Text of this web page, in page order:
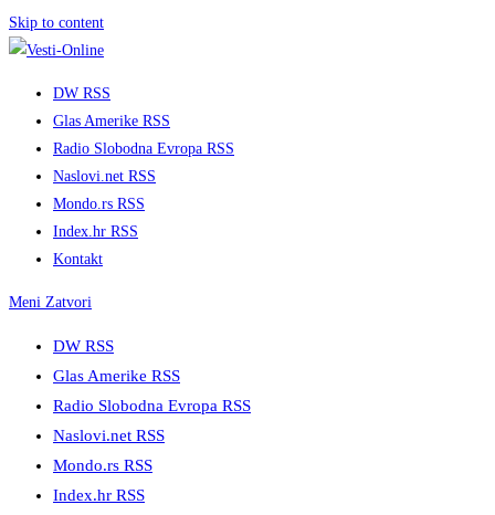
Skip to content
DW RSS
Glas Amerike RSS
Radio Slobodna Evropa RSS
Naslovi.net RSS
Mondo.rs RSS
Index.hr RSS
Kontakt
Meni Zatvori
DW RSS
Glas Amerike RSS
Radio Slobodna Evropa RSS
Naslovi.net RSS
Mondo.rs RSS
Index.hr RSS